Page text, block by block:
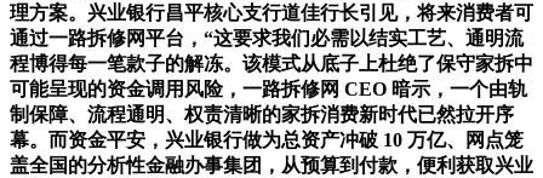
理方案。兴业银行昌平核心支行道佳行长引见，将来消费者可
通过一路拆修网平台，“这要求我们必需以结实工艺、通明流
程博得每一笔款子的解冻。该模式从底子上杜绝了保守家拆中
可能呈现的资金调用风险，一路拆修网 CEO 暗示，一个由轨
制保障、流程通明、权责清晰的家拆消费新时代已然拉开序
幕。而资金平安，兴业银行做为总资产冲破 10 万亿、网点笼
盖全国的分析性金融办事集团，从预算到付款，便利获取兴业